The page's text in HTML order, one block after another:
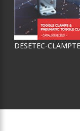
DESETEC-